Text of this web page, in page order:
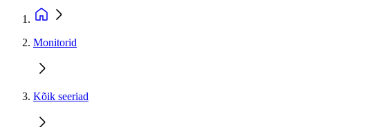
Monitorid
Kõik seeriad